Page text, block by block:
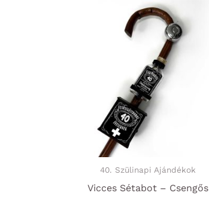
40. Szülinapi Ajándékok
Vicces Sétabot – Csengős